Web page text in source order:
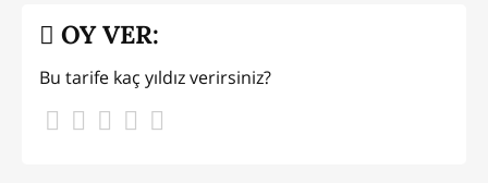
OY VER:
Bu tarife kaç yıldız verirsiniz?